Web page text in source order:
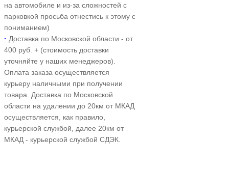
на автомобиле и из-за сложностей с
парковкой просьба отнестись к этому с
пониманием)
· Доставка по Московской области - от
400 руб. + (стоимость доставки
уточняйте у наших менеджеров).
Оплата заказа осуществляется
курьеру наличными при получении
товара. Доставка по Московской
области на удалении до 20км от МКАД
осуществляется, как правило,
курьерской службой, далее 20км от
МКАД - курьерской службой СДЭК.